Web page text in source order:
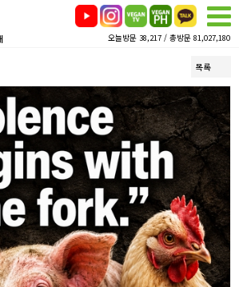
오늘방문 38,217 / 총방문 81,027,180
목록